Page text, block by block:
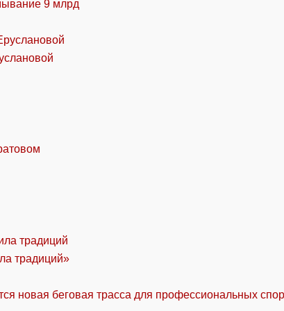
9 млрд
традиций»
новая беговая трасса для профессиональных